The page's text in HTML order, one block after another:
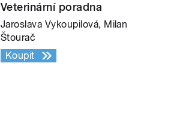
Veterinární poradna
Jaroslava Vykoupilová, Milan
Štourač
Koupit